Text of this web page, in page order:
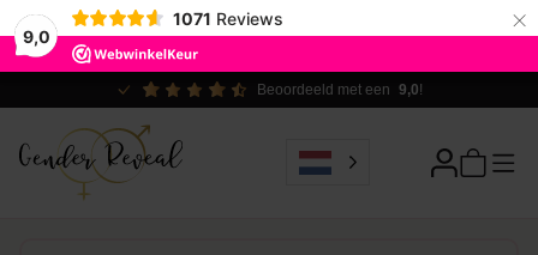
9,0
1071 Reviews ×
Beoordeeld met een 9,0!